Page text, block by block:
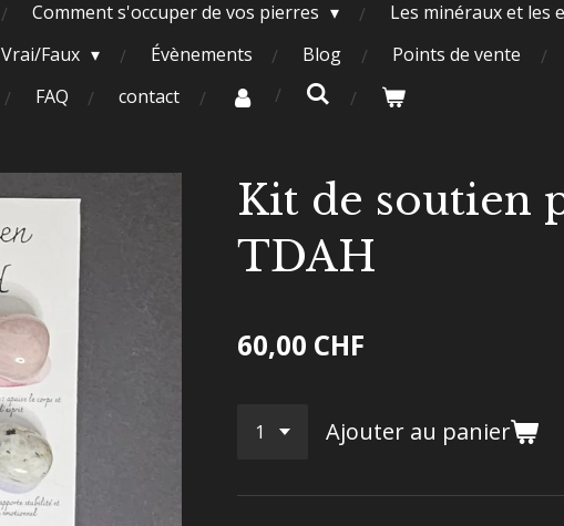
Comment s'occuper de vos pierres
Les minéraux et les
Vrai/Faux Évènements Blog Points de vente
FAQ
contact
Kit de soutien
TDAH
60,00 CHF
Ajouter au panier